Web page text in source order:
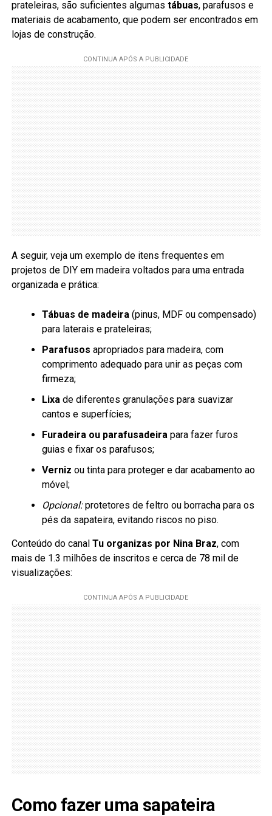
prateleiras, são suficientes algumas tábuas, parafusos e
materiais de acabamento, que podem ser encontrados em
lojas de construção.
A seguir, veja um exemplo de itens frequentes em
projetos de DIY em madeira voltados para uma entrada
organizada e prática:
Tábuas de madeira (pinus, MDF ou compensado)
para laterais e prateleiras;
Parafusos apropriados para madeira, com
comprimento adequado para unir as peças com
firmeza;
Lixa de diferentes granulações para suavizar
cantos e superfícies;
Furadeira ou parafusadeira para fazer furos
guias e fixar os parafusos;
Verniz ou tinta para proteger e dar acabamento ao
móvel;
Opcional:protetores de feltro ou borracha para os
pés da sapateira, evitando riscos no piso.
Conteúdo do canal Tu organizas por Nina Braz, com
mais de 1.3 milhões de inscritos e cerca de 78 mil de
visualizações:
Como fazer uma sapateira